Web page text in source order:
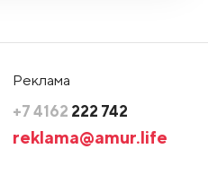
Реклама
+7 4162 222 742
reklama@amur.life